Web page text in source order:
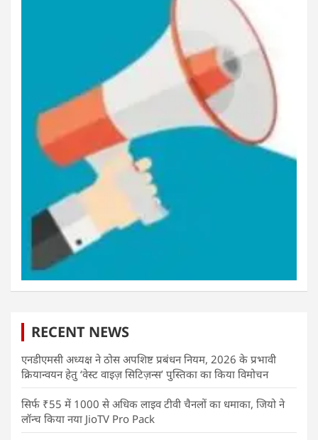
RECENT NEWS
एनडीएमसी अध्यक्ष ने ठोस अपशिष्ट प्रबंधन नियम, 2026 के प्रभावी
क्रियान्वयन हेतु ‘वेस्ट वाइज़ सिटिज़न्स’ पुस्तिका का किया विमोचन
सिर्फ ₹55 में 1000 से अधिक लाइव टीवी चैनलों का धमाका, जियो ने
लॉन्च किया नया JioTV Pro Pack